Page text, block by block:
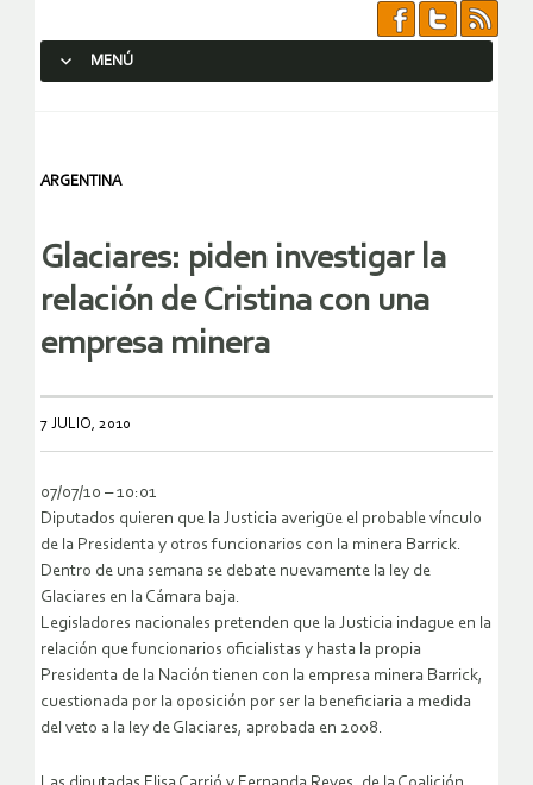
MENÚ
ARGENTINA
Glaciares: piden investigar la
relación de Cristina con una
empresa minera
7 JULIO, 2010
07/07/10 – 10:01
Diputados quieren que la Justicia averigüe el probable vínculo
de la Presidenta y otros funcionarios con la minera Barrick.
Dentro de una semana se debate nuevamente la ley de
Glaciares en la Cámara baja.
Legisladores nacionales pretenden que la Justicia indague en la
relación que funcionarios oficialistas y hasta la propia
Presidenta de la Nación tienen con la empresa minera Barrick,
cuestionada por la oposición por ser la beneficiaria a medida
del veto a la ley de Glaciares, aprobada en 2008.